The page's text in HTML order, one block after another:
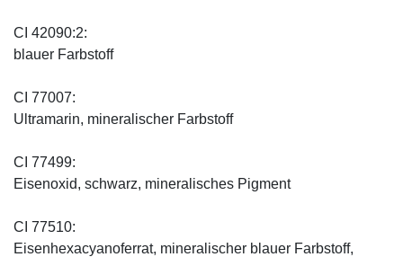
CI 42090:2:
blauer Farbstoff
CI 77007:
Ultramarin, mineralischer Farbstoff
CI 77499:
Eisenoxid, schwarz, mineralisches Pigment
CI 77510:
Eisenhexacyanoferrat, mineralischer blauer Farbstoff,